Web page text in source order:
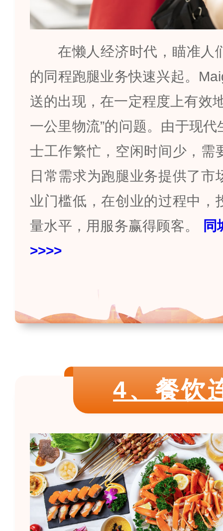
在懒人经济时代，瞄准人
的同程跑腿业务快速兴起。
送的出现，在一定程度上有效
一公里物流”的问题。由于现代
士工作繁忙，空闲时间少，需
日常需求为跑腿业务提供了市
业门槛低，在创业的过程中，
量水平，用服务赢得顾客。
同
>>>>
4、餐饮